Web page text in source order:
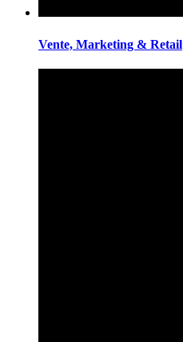
Vente, Marketing & Retail